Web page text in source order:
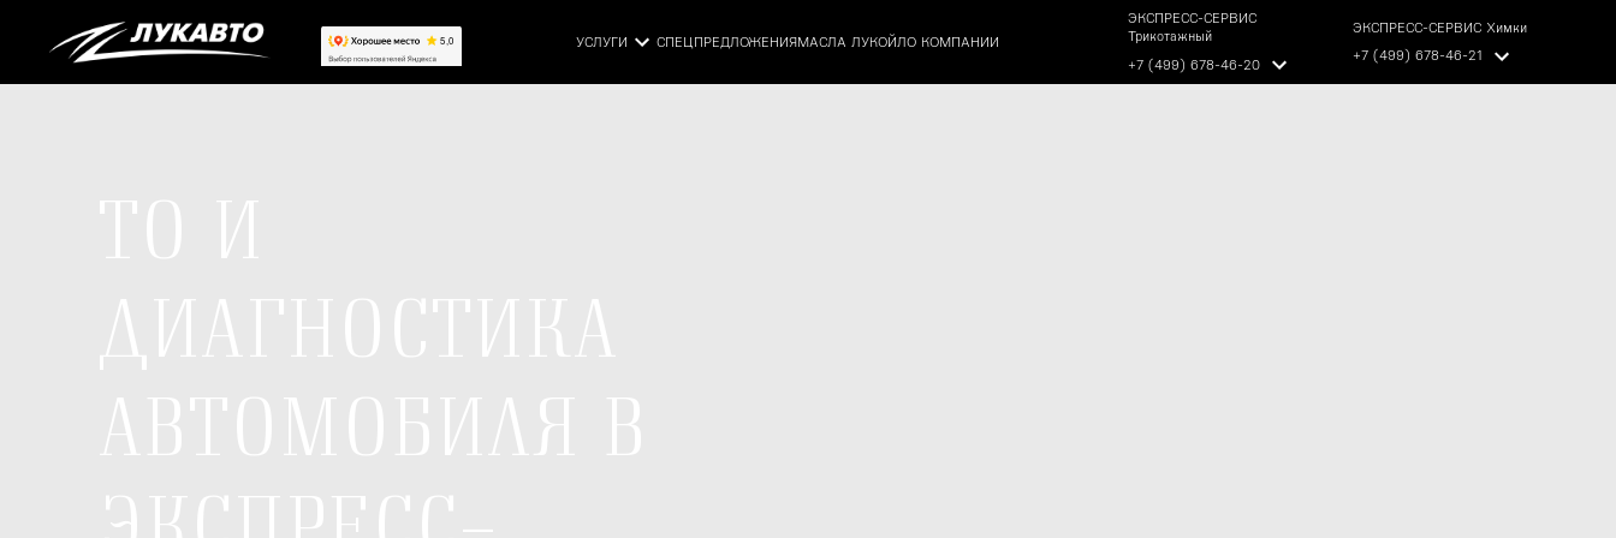
УСЛУГИ СПЕЦПРЕДЛОЖЕНИЯМАСЛА ЛУКОЙЛО КОМПАНИИ
ЭКСПРЕСС-СЕРВИС
Трикотажный
+7 (499) 678-46-20
ЭКСПРЕСС-СЕРВИС Химки
+7 (499) 678-46-21